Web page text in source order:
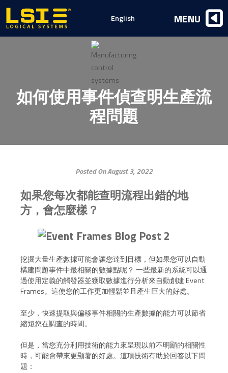
如何使用事件偵查明生產流
程問題
Posted On August 3, 2022
如果您每次都能查明流程出錯的地
方，會怎麼樣？
挖掘大量生產數據可能會讓您達到目標，但如果您可以自動
構建問題事件中最相關的數據點呢？ 一些最新的系統可以通
過使用定義的觸發器並獲取數據進行分析來自動創建 Event
Frames。這使您的工作更加輕鬆並且產生巨大的好處。
至少，快速提取與偏移事件相關的生產數據的能力可以節省
縮短您在調查的時間。
但是，當您充分利用技術的能力來呈現以前不明顯的相關性
時，可能會帶來更顯著的好處。這項技術有助於回答以下問
題：
Logical
Systems,
Inc
English MENU